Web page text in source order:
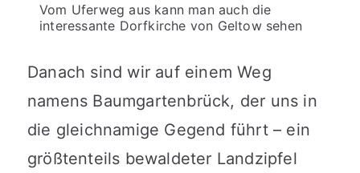
Vom Uferweg aus kann man auch die
interessante Dorfkirche von Geltow sehen
Danach sind wir auf einem Weg
namens Baumgartenbrück, der uns in
die gleichnamige Gegend führt – ein
größtenteils bewaldeter Landzipfel